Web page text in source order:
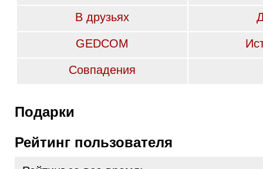
В друзьях
GEDCOM
Совпадения
Подарки
Рейтинг пользователя